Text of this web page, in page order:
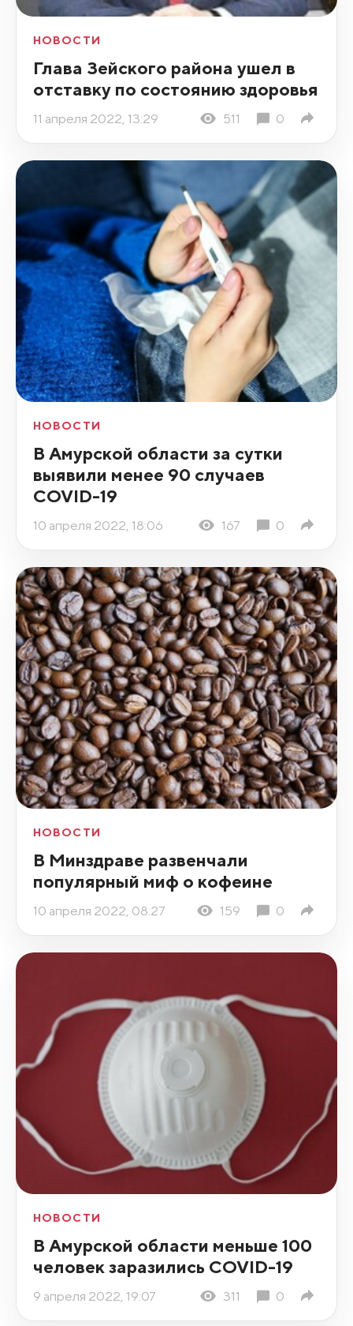
НОВОСТИ
Глава Зейского района ушел в
отставку по состоянию здоровья
11 апреля 2022, 13:29 511 0
НОВОСТИ
В Амурской области за сутки
выявили менее 90 случаев
COVID-19
10 апреля 2022, 18:06 167 0
НОВОСТИ
В Минздраве развенчали
популярный миф о кофеине
10 апреля 2022, 08:27 159 0
НОВОСТИ
В Амурской области меньше 100
человек заразились COVID-19
9 апреля 2022, 19:07 311 0